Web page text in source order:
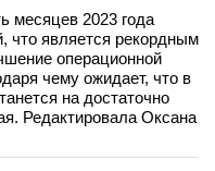
месяцев 2023 года
что является рекордным
операционной
чему ожидает, что в
на достаточно
Редактировала Оксана